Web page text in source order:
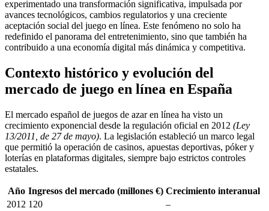
experimentado una transformación significativa, impulsada por
avances tecnológicos, cambios regulatorios y una creciente
aceptación social del juego en línea. Este fenómeno no solo ha
redefinido el panorama del entretenimiento, sino que también ha
contribuido a una economía digital más dinámica y competitiva.
Contexto histórico y evolución del
mercado de juego en línea en España
El mercado español de juegos de azar en línea ha visto un
crecimiento exponencial desde la regulación oficial en 2012 (Ley
13/2011, de 27 de mayo). La legislación estableció un marco legal
que permitió la operación de casinos, apuestas deportivas, póker y
loterías en plataformas digitales, siempre bajo estrictos controles
estatales.
Año Ingresos del mercado (millones €) Crecimiento interanual
2012 120
–